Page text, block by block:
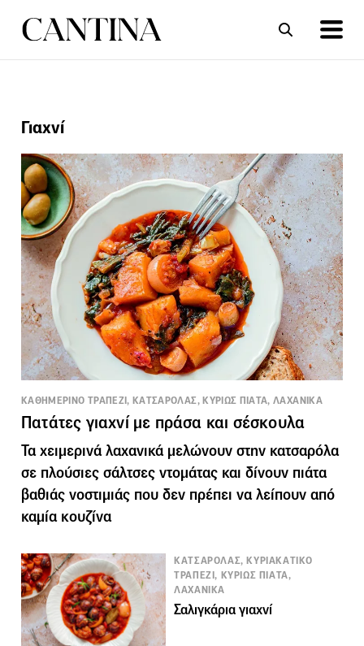
Γιαχνί
ΚΑΘΗΜΕΡΙΝΟ ΤΡΑΠΕΖΙ, ΚΑΤΣΑΡΟΛΑΣ, ΚΥΡΙΩΣ ΠΙΑΤΑ, ΛΑΧΑΝΙΚΑ
Πατάτες γιαχνί με πράσα και σέσκουλα
Τα χειμερινά λαχανικά μελώνουν στην κατσαρόλα
σε πλούσιες σάλτσες ντομάτας και δίνουν πιάτα
βαθιάς νοστιμιάς που δεν πρέπει να λείπουν από
καμία κουζίνα
ΚΑΤΣΑΡΟΛΑΣ, ΚΥΡΙΑΚΑΤΙΚΟ
ΤΡΑΠΕΖΙ, ΚΥΡΙΩΣ ΠΙΑΤΑ,
ΛΑΧΑΝΙΚΑ
Σαλιγκάρια γιαχνί